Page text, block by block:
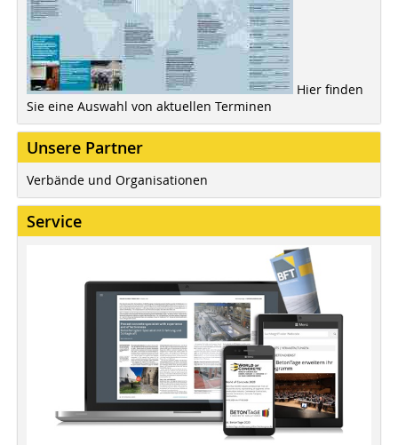
Hier finden
Sie eine Auswahl von aktuellen Terminen
Unsere Partner
Verbände und Organisationen
Service